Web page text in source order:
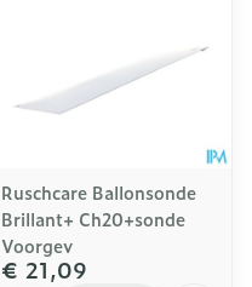
Ruschcare Ballonsonde
Brillant+ Ch20+sonde
Voorgev
€ 21,09